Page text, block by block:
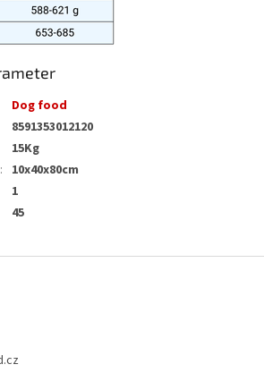
Dog food
8591353012120
15Kg
: 10x40x80cm
1
45